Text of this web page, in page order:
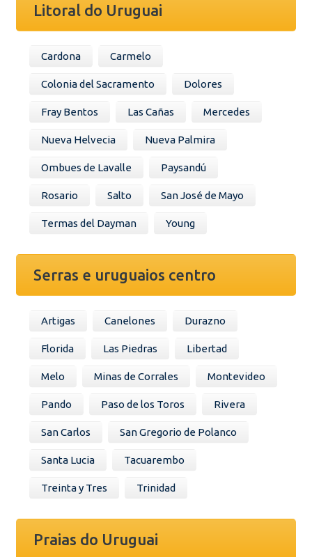
Litoral do Uruguai
Cardona Carmelo
Colonia del Sacramento Dolores
Fray Bentos Las Cañas Mercedes
Nueva Helvecia Nueva Palmira
Ombues de Lavalle Paysandú
Rosario Salto San José de Mayo
Termas del Dayman Young
Serras e uruguaios centro
Artigas Canelones Durazno
Florida Las Piedras Libertad
Melo Minas de Corrales Montevideo
Pando Paso de los Toros Rivera
San Carlos San Gregorio de Polanco
Santa Lucia Tacuarembo
Treinta y Tres Trinidad
Praias do Uruguai